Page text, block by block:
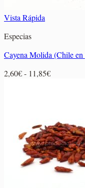
Vista Rápida
Especias
Cayena Molida (Chile
2,60€- 11,85€Rango
hasta
11,85€